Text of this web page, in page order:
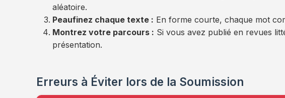
aléatoire.
Peaufinez chaque texte : En forme courte, chaque mot
Montrez votre parcours : Si vous avez publié en revues
présentation.
Erreurs à Éviter lors de la Soumission